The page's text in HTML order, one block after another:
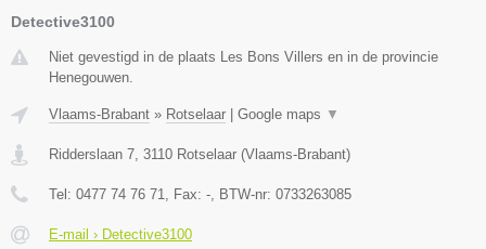
Detective3100
Niet gevestigd in de plaats Les Bons Villers en in de provincie
Henegouwen.
Vlaams-Brabant » Rotselaar Google maps ▼
Ridderslaan 7 3110 Rotselaar (Vlaams-Brabant)
Tel: 0477 74 76 71 , Fax: - , BTW-nr: 0733263085
E-mail › Detective3100